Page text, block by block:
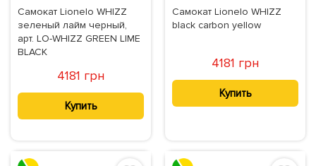
Самокат Lionelo WHIZZ
зеленый лайм черный,
арт. LO-WHIZZ GREEN LIME
BLACK
4181 грн
Купить
Самокат Lionelo WHIZZ
black carbon yellow
4181 грн
Купить